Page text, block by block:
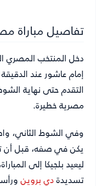
تفاصيل مباراة
دخل المنتخب المصري
التقدم حتى نهاية
مصرية خطيرة.
وفي الشوط الثاني،
ليعيد بلجيكا إلى
تسديدةدي بروين